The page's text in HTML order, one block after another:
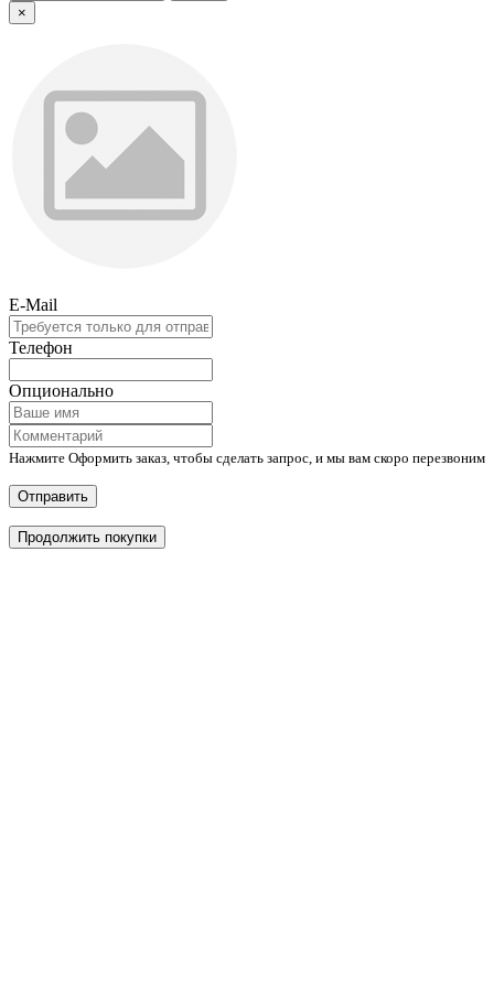
×
E-Mail
Телефон
Опционально
Нажмите Оформить заказ, чтобы сделать запрос, и мы вам скоро перезвоним
Отправить
Продолжить покупки